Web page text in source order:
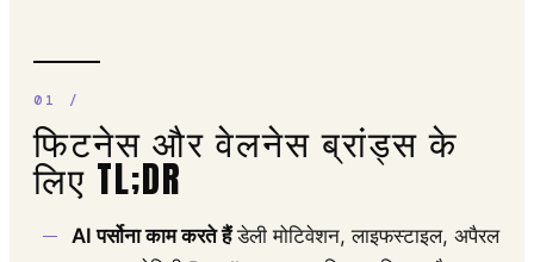
फिटनेस और वेलनेस ब्रांड्स के
लिए TL;DR
AI पर्सोना काम करते हैंडेली मोटिवेशन, लाइफस्टाइल, अपैरल